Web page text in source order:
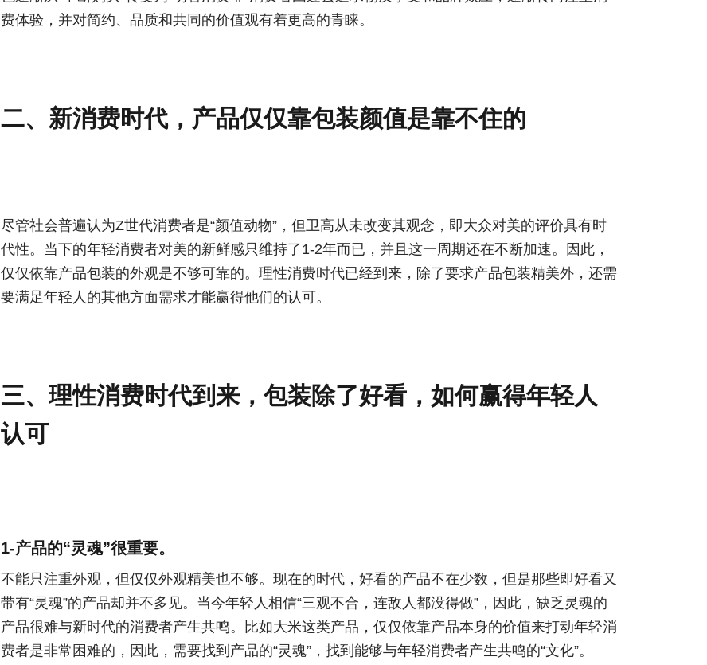
费体验，并对简约、品质和共同的价值观有着更高的青睐。
二、新消费时代，产品仅仅靠包装颜值是靠不住的
尽管社会普遍认为Z世代消费者是“颜值动物”，但卫高从未改变其观念，即大众对美的评价具有时
代性。当下的年轻消费者对美的新鲜感只维持了1-2年而已，并且这一周期还在不断加速。因此，
仅仅依靠产品包装的外观是不够可靠的。理性消费时代已经到来，除了要求产品包装精美外，还需
要满足年轻人的其他方面需求才能赢得他们的认可。
三、理性消费时代到来，包装除了好看，如何赢得年轻人
认可
1-产品的“灵魂”很重要。
不能只注重外观，但仅仅外观精美也不够。现在的时代，好看的产品不在少数，但是那些即好看又
带有“灵魂”的产品却并不多见。当今年轻人相信“三观不合，连敌人都没得做”，因此，缺乏灵魂的
产品很难与新时代的消费者产生共鸣。比如大米这类产品，仅仅依靠产品本身的价值来打动年轻消
费者是非常困难的，因此，需要找到产品的“灵魂”，找到能够与年轻消费者产生共鸣的“文化”。